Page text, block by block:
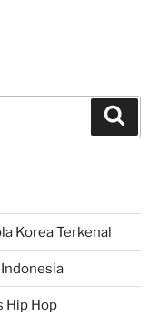
Korea Terkenal
Hip Hop